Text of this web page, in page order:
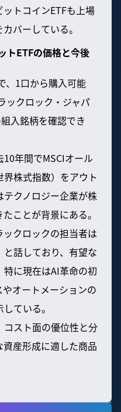
トコインETFも上場
バーしている。
トETFの価格と今後
、1口から購入可能
ックロック・ジャパ
入銘柄を確認でき
年間でMSCIオール
株式指数）をアウト
クノロジー企業が株
ことが背景にある。
クロックの担当者は
と話しており、有望な
に現在はAI革命の初
オートメーションの
ている。
コスト面の優位性と分
産形成に適した商品